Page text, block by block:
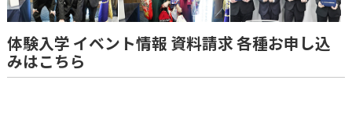
体験入学 イベント情報 資料請求 各種お申し込
みはこちら